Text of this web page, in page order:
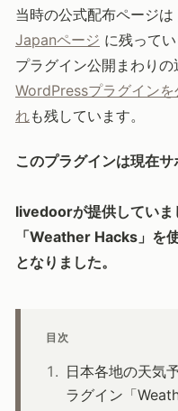
当時の公式配布ページは
Japanページ に残ってい
プラグイン公開まわりの
WordPressプラグイン
れも残しています。
このプラグインは現在サ
livedoorが提供していま
「Weather Hacks」を
となりました。
目次
日本各地の天気
ラグイン「